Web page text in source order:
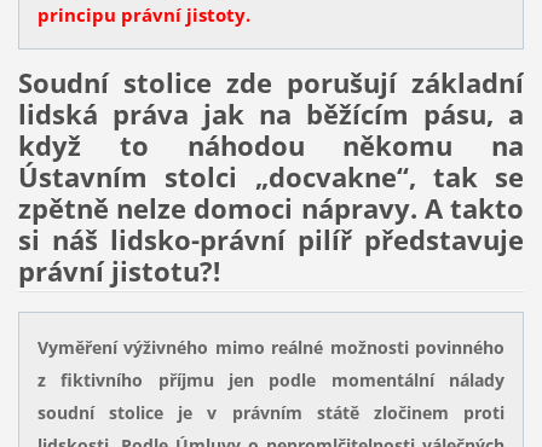
principu právní jistoty.
Soudní stolice zde porušují základní
lidská práva jak na běžícím pásu, a
když to náhodou někomu na
Ústavním stolci „docvakne“, tak se
zpětně nelze domoci nápravy. A takto
si náš lidsko-právní pilíř představuje
právní jistotu?!
Vyměření výživného mimo reálné možnosti povinného
z fiktivního příjmu jen podle momentální nálady
soudní stolice je v právním státě zločinem proti